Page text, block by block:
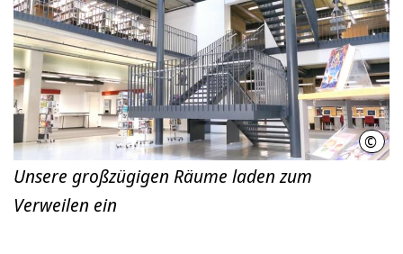
©
Unsere großzügigen Räume laden zum
Verweilen ein